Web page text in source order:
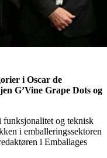
i Oscar de
G’Vine Grape Dots og
funksjonalitet og teknisk
i emballeringssektoren
i Emballages